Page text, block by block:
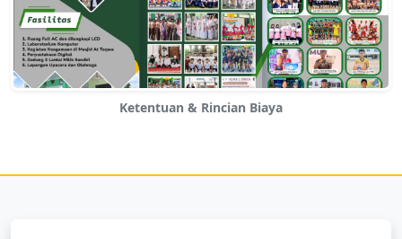
Ketentuan & Rincian Biaya